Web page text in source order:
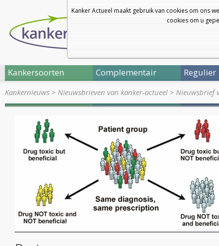
Kanker Actueel maakt gebruik van cookies om ons
cookies om u
Kankersoorten Complementair Regulier
Kankernieuws > Nieuwsbrieven van kanker-actueel > Nieuwsbrief